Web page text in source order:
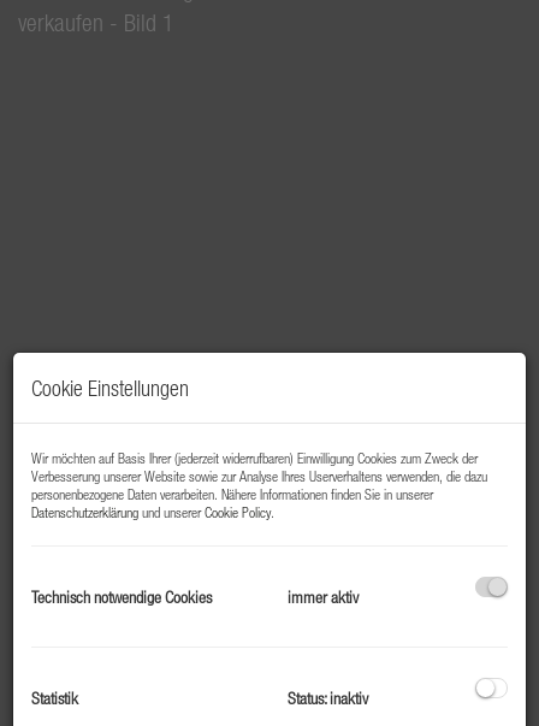
Top 109 – Starter- oder Mitarbeiterwohnung in Bad
Zentral gelegen und hochwertig saniert
Cookie Einstellungen
Wir möchten auf Basis Ihrer (jederzeit widerrufbaren) Einwilligung Cookies zum Zweck der
Verbesserung unserer Website sowie zur Analyse Ihres Userverhaltens verwenden, die dazu
personenbezogene Daten verarbeiten. Nähere Informationen finden Sie in unserer
Datenschutzerklärung und unsererCookie Policy.
Technisch notwendige Cookies immer aktiv
Statistik Status: inaktiv